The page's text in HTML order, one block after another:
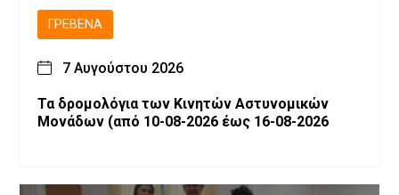
ΓΡΕΒΕΝΆ
7 Αυγούστου 2026
Τα δρομολόγια των Κινητών Αστυνομικών
Μονάδων (από 10-08-2026 έως 16-08-2026